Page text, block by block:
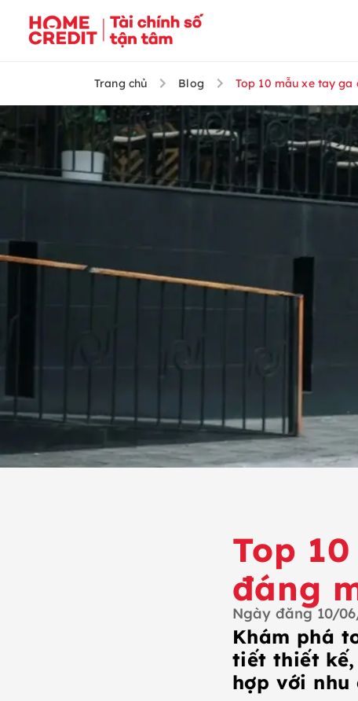
Trang chủ Blog Top 10 mẫu xe tay ga
Top
đáng
Ngày đăng 10/
Khám phá
tiết thiết kế,
hợp với nhu